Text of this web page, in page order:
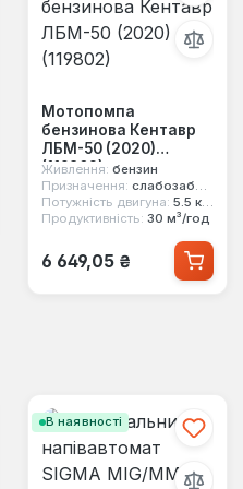
Мотопомпа
бензинова Кентавр
ЛБМ-50 (2020)
(119802)
Живлення: бензин
Призначення: слабозабруднена вода
Потужність двигуна: 5.5 к.с.
Продуктивність: 30 м³/год
Звичайна ціна:
6 649,05 ₴
В наявності